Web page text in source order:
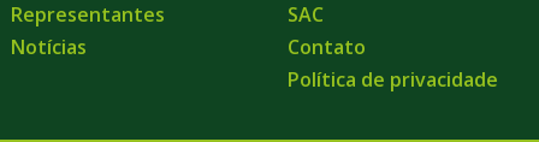
Representantes
Notícias
SAC
Contato
Política de privacidade